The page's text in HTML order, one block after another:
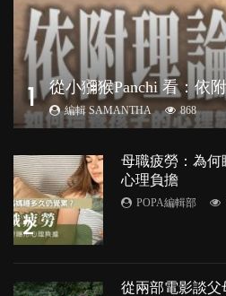
1 編輯 SAMANTHA 868
2
母職疲勞：為
心理負擔
POPA編輯部
從兩部電影談